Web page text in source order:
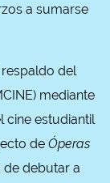
a sumarse
del
mediante
cine estudiantil
de Óperas
debutar a